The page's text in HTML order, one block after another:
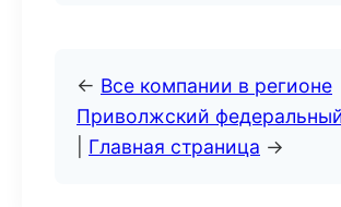
← Все компании в регионе
Приволжский
Главная страница →